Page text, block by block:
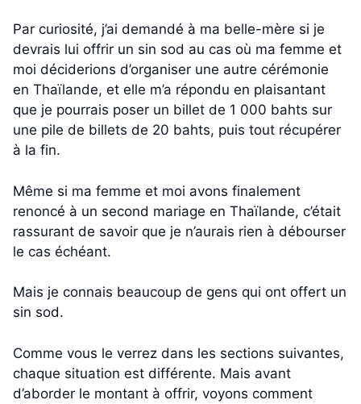
Par curiosité, j’ai demandé à ma belle-mère si je
devrais lui offrir un sin sod au cas où ma femme et
moi déciderions d’organiser une autre cérémonie
en Thaïlande, et elle m’a répondu en plaisantant
que je pourrais poser un billet de 1 000 bahts sur
une pile de billets de 20 bahts, puis tout récupérer
à la fin.
Même si ma femme et moi avons finalement
renoncé à un second mariage en Thaïlande, c’était
rassurant de savoir que je n’aurais rien à débourser
le cas échéant.
Mais je connais beaucoup de gens qui ont offert un
sin sod.
Comme vous le verrez dans les sections suivantes,
chaque situation est différente. Mais avant
d’aborder le montant à offrir, voyons comment